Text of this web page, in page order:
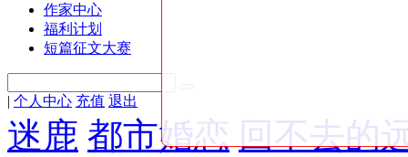
作家中心
福利计划
短篇征文大赛
| 个人中心 充值 退出
迷鹿 都市婚恋 回不去的